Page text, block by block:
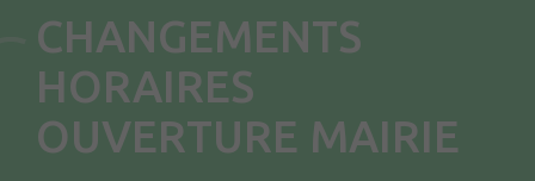
CHANGEMENTS
HORAIRES
OUVERTURE MAIRIE